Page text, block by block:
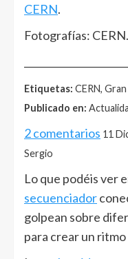
CERN.
Fotografías: CERN.
Etiquetas: CERN,
Publicado en:
2 comentarios 11
Sergio
Lo que podéis ver
secuenciador
golpean sobre
para crear un